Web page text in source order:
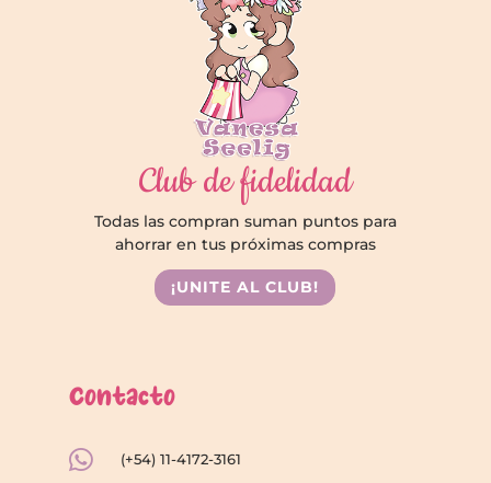
Club de fidelidad
Todas las compran suman puntos para
ahorrar en tus próximas compras
¡UNITE AL CLUB!
Contacto
 (+54) 11-4172-3161